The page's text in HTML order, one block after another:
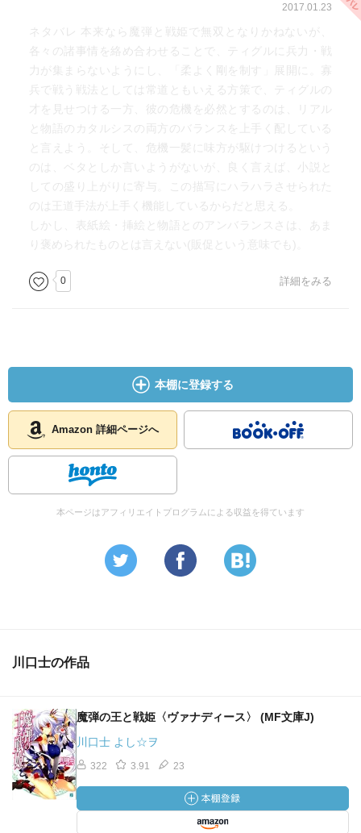
2017.01.23
ネタバレ 本来なら魔弾と戦姫で無双となりかねないが、
各々の諸事情を絡め合わせることで、ティグルに兵力・戦
力が集まらないようにし、「柔よく剛を制す」展開に。寡
兵で戦う戦法としては常道ともいえる方策で、ティグルの
才を見せつける一方、彼の危機を必然とするのは、リアル
と物語のカタルシスの両方のバランスを上手く配している
と言えよう。そして、危機一髪に味方が駆けつけるという
のは、ベタとしか言いようがないが、良く言えば、小説と
しての盛り上がりに寄与。この描写にハラハラさせられた
のは王道手法が上手く機能しているからだと思える。
しかし、表紙絵・挿絵と物語とのアンバランスさは、あま
り褒められたものとは言えない(販促という意味でも)。
0 詳細をみる
本棚に登録する
Amazon 詳細ページへ
本ページはアフィリエイトプログラムによる収益を得ています
川口士の作品
魔弾の王と戦姫〈ヴァナディース〉 (MF文庫J)
川口士 よし☆ヲ
322 3.91 23